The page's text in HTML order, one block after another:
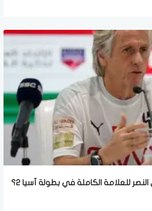
للعلامة الكاملة في بطولة آسيا 2؟